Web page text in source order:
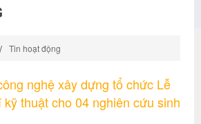
Tin hoạt động
nghệ xây dựng tổ chức Lễ
thuật cho 04 nghiên cứu sinh